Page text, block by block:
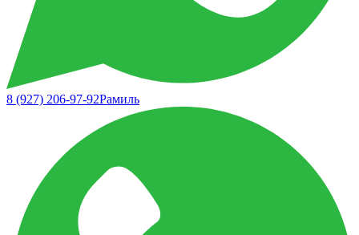
8 (927) 206-97-92Рамиль